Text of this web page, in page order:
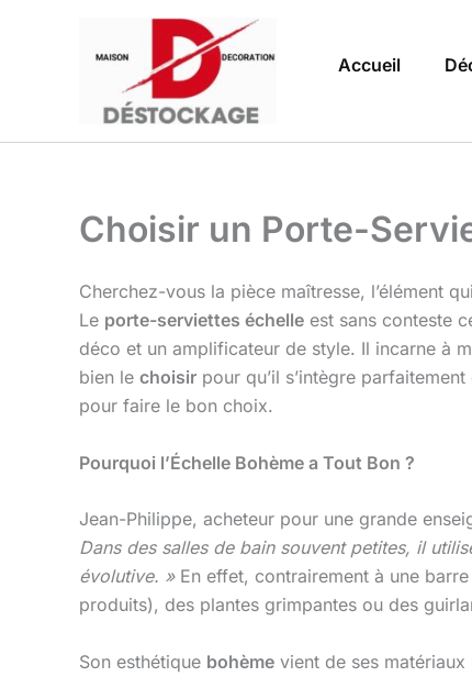
Accueil
Choisir un Porte-
Cherchez-vous la pièce maîtresse, l’élément
Le porte-serviettes échelle est sans conteste
déco et un amplificateur de style. Il incarne à
bien le choisir pour qu’il s’intègre
pour faire le bon choix.
Pourquoi l’Échelle Bohème a Tout Bon ?
Jean-Philippe, acheteur pour une grande
Dans des salles de bain souvent petites, il
évolutive. »En effet, contrairement à une
produits), des plantes grimpantes ou des
Son esthétique bohème vient de ses